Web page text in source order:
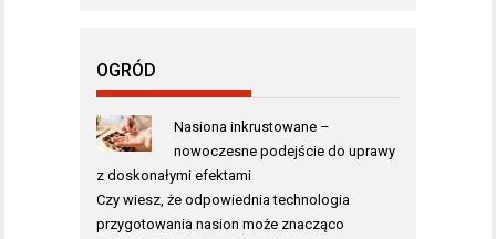
OGRÓD
Nasiona inkrustowane –
nowoczesne podejście do uprawy
z doskonałymi efektami
Czy wiesz, że odpowiednia technologia
przygotowania nasion może znacząco